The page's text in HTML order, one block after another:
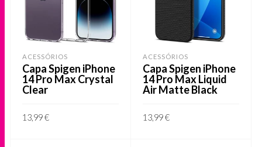
ACESSÓRIOS
Capa Spigen iPhone
14 Pro Max Crystal
Clear
13,99€
ACESSÓRIOS
Capa Spigen iPhone
14 Pro Max Liquid
Air Matte Black
13,99€